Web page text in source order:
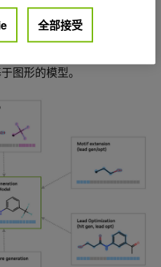
接器设计和基序扩展任务，
成任务 (图 1)。通过保持分
图形的模型。
全部接受